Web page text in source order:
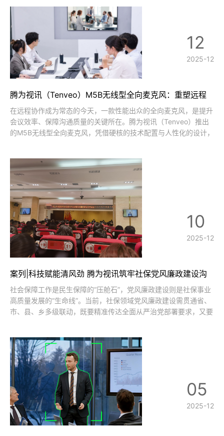
“发言即追踪，声停画稳”的智
腾为视讯（Tenveo）M5B无线型全向麦克风：重塑远程
会议音频新体验
在远程协作成为常态的今天，一款性能出众的全向麦克风，是提升
会议效率、保障沟通质量的关键所在。腾为视讯（Tenveo）推出
的M5B无线型全向麦克风，凭借硬核的技术配置与人性化的设计，
的表现堪称亮眼。它搭载
12
2025-12
案列|科技赋能清风劲 腾为视讯筑牢社保党风廉政建设沟
通屏障
社会保障工作是民生保障的“压舱石”，党风廉政建设则是社保事业
高质量发展的“生命线”。当前，社保领域党风廉政建设需贯通省、
市、县、乡多级联动，既要精准传达全面从严治党部署要求，又要
系统党风廉政建设工作会议赋
10
2025-12
05
2025-12